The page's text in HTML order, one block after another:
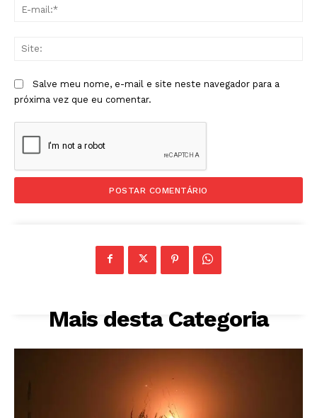
Salve meu nome, e-mail e site neste navegador para a
próxima vez que eu comentar.
Mais desta Categoria